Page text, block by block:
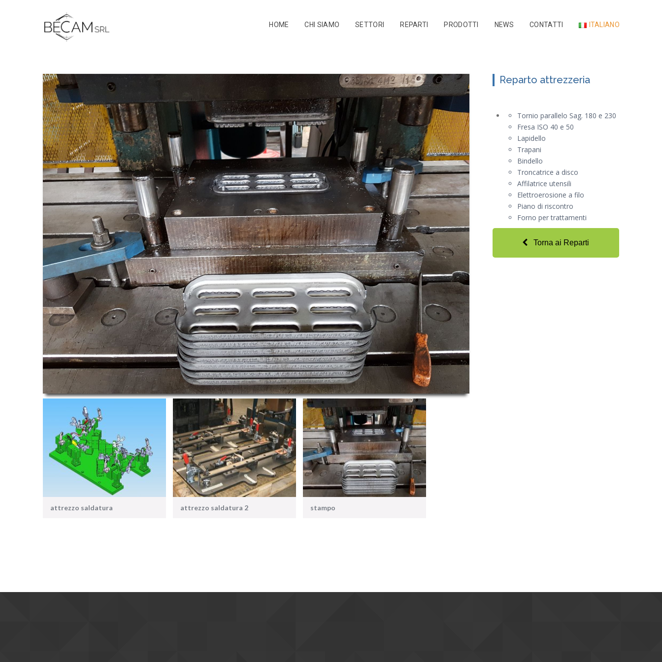
HOME CHI SIAMO SETTORI REPARTI PRODOTTI NEWS CONTATTI ITALIANO
attrezzo saldatura attrezzo saldatura 2 stampo
Reparto attrezzeria
Tornio parallelo Sag. 180 e 230
Fresa ISO 40 e 50
Lapidello
Trapani
Bindello
Troncatrice a disco
Affilatrice utensili
Elettroerosione a filo
Piano di riscontro
Forno per trattamenti
Torna ai Reparti